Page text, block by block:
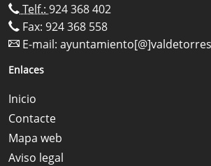
Telf.: 924 368 402
Fax: 924 368 558
E-mail:
Enlaces
Inicio
Contacte
Mapa web
Aviso legal